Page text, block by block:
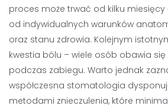
proces może trwać od kilku miesięcy
od indywidualnych warunków
oraz stanu zdrowia. Kolejnym
kwestia bólu – wiele osób obawia
podczas zabiegu. Warto jednak
współczesna stomatologia
metodami znieczulenia, które